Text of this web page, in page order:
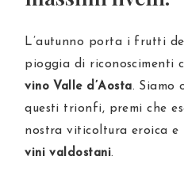
L’autunno porta i frutti
pioggia di riconoscimenti
vino Valle d’Aosta. Siamo
questi trionfi, premi che
nostra viticoltura eroica e
vini valdostani.